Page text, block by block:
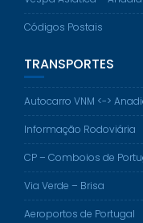
Códigos Postais
TRANSPORTES
Autocarro VNM <->
Informação Rodoviária
CP – Comboios de
Via Verde – Brisa
Aeroportos de Portugal